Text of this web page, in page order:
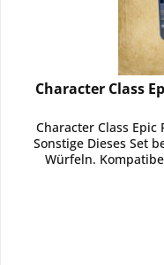
Character Class
Character Class Epic
Sonstige Dieses Set
Würfeln.